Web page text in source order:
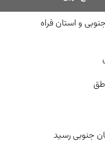
و استان فراه